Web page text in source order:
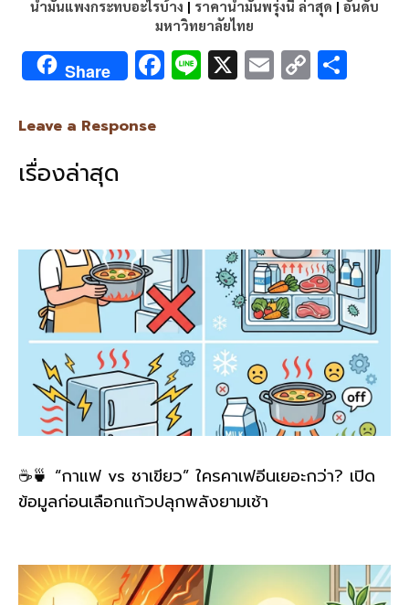
น้ำมันแพงกระทบอะไรบ้าง | ราคาน้ำมันพรุ่งนี้ ล่าสุด | อันดับ
มหาวิทยาลัยไทย
Share F
k
Li X E C
Leave a Response
เรื่องล่าสุด
☕🍵 “กาแฟ vs ชาเขียว” ใครคาเฟอีนเยอะกว่า? เปิด
ข้อมูลก่อนเลือกแก้วปลุกพลังยามเช้า